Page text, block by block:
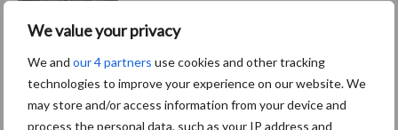
We value your privacy
We and our 4 partners use cookies and other tracking
technologies to improve your experience on our website. We
may store and/or access information from your device and
process the personal data, such as your IP address and
Van onze partner Yara
“Ondersteun de aardappel
met zijn basisbehoefte aan
fosfaat”